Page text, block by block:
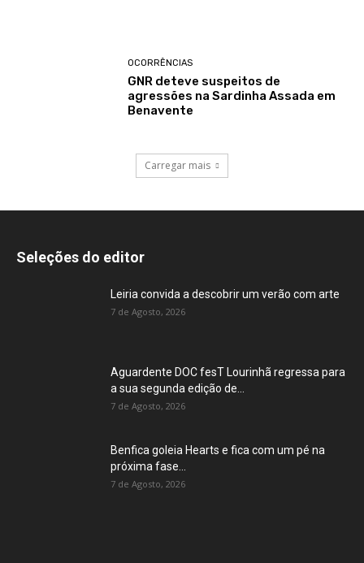
OCORRÊNCIAS
GNR deteve suspeitos de
agressões na Sardinha Assada em
Benavente
Carregar mais
Seleções do editor
Leiria convida a descobrir um verão com arte
7 de Agosto, 2026
Aguardente DOC fesT Lourinhã regressa para
a sua segunda edição de...
7 de Agosto, 2026
Benfica goleia Hearts e fica com um pé na
próxima fase...
7 de Agosto, 2026